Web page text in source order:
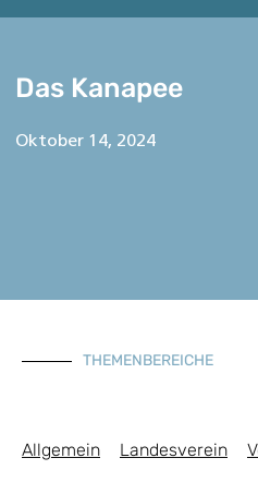
Das Kanapee
Oktober 14, 2024
THEMENBEREICHE
Allgemein Landesverein